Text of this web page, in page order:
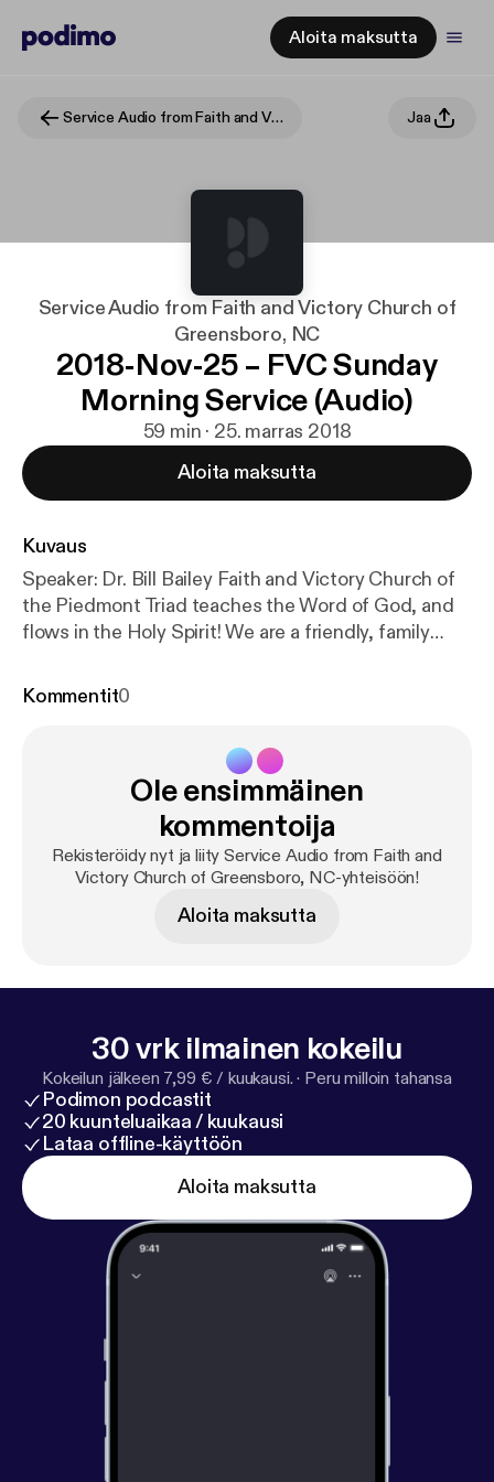
Aloita maksutta
Service Audio from Faith and Victory Church of Greensboro, NC Jaa
Service Audio from Faith and Victory Church of
Greensboro, NC
2018-Nov-25 – FVC Sunday
Morning Service (Audio)
59 min · 25. marras 2018
Aloita maksutta
Kuvaus
Speaker: Dr. Bill Bailey Faith and Victory Church of
the Piedmont Triad teaches the Word of God, and
flows in the Holy Spirit! We are a friendly, family
uncompromising Word of Faith Message! Everyone
Sunday Morning Service (Audio) [
g/2018/11/2018-nov-25-fvc-sunday-morning-servic
] appeared first on Faith and Victory Church
of the Piedmont Triad [https://www.fvc.org].
Kommentit0
Ole ensimmäinen
kommentoija
Rekisteröidy nyt ja liity Service Audio from Faith and
Victory Church of Greensboro, NC-yhteisöön!
Aloita maksutta
30 vrk ilmainen kokeilu
Kokeilun jälkeen 7,99 € / kuukausi. · Peru milloin tahansa
Podimon podcastit
20 kuunteluaikaa / kuukausi
Lataa offline-käyttöön
Aloita maksutta